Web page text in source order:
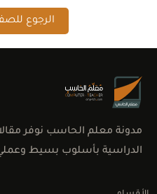
الرجوع
مدونة معلم الحاسب نوفر
الدراسية بأسلوب بسيط